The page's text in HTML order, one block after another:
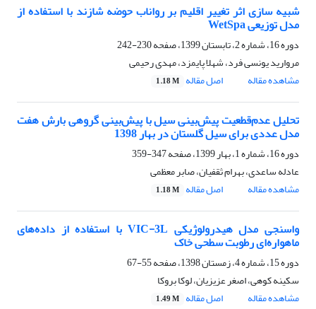
شبیه سازی اثر تغییر اقلیم بر رواناب حوضه شازند با استفاده از
مدل توزیعی WetSpa
دوره 16، شماره 2، تابستان 1399، صفحه
230-242
مروارید یونسی فرد، شهلا پایمزد، مهدی رحیمی
مشاهده مقاله
اصل مقاله 1.18 M
تحلیل عدم‌قطعیت پیش‌بینی سیل با پیش‌بینی گروهی بارش هفت
مدل عددی برای سیل گلستان در بهار 1398
دوره 16، شماره 1، بهار 1399، صفحه
347-359
عادله ساعدی، بهرام ثقفیان، صابر معظمی
مشاهده مقاله
اصل مقاله 1.18 M
واسنجی مدل هیدرولوژیکی VIC-3L با استفاده از داده‌های
ماهواره‌ای رطوبت سطحی خاک
دوره 15، شماره 4، زمستان 1398، صفحه
55-67
سکینه کوهی، اصغر عزیزیان، لوکا بروکا
مشاهده مقاله
اصل مقاله 1.49 M